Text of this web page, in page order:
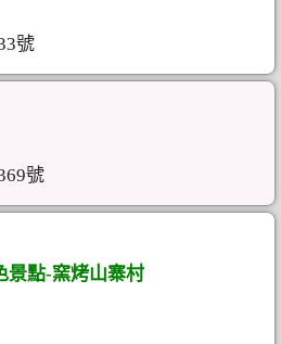
號
號
景點-窯烤山寨村